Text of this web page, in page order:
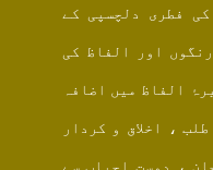
فطری دلچسپی کے
اور الفاظ کی
الفاظ میں اضافہ
، اخلاق و کردار
، دوست احباب سے